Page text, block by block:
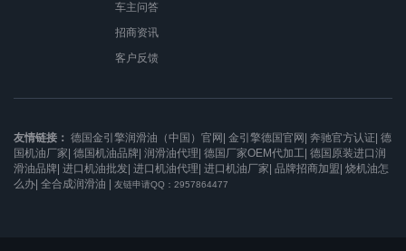
车主问答
招商资讯
客户反馈
友情链接： 德国金引擎润滑油（中国）官网| 金引擎德国官网| 奔驰官方认证| 德
国机油厂家| 德国机油品牌| 润滑油代理| 德国厂家OEM代加工| 德国原装进口润
滑油品牌| 进口机油批发| 进口机油代理| 进口机油厂家| 品牌招商加盟| 烧机油怎
么办| 全合成润滑油 友链申请QQ：2957864477